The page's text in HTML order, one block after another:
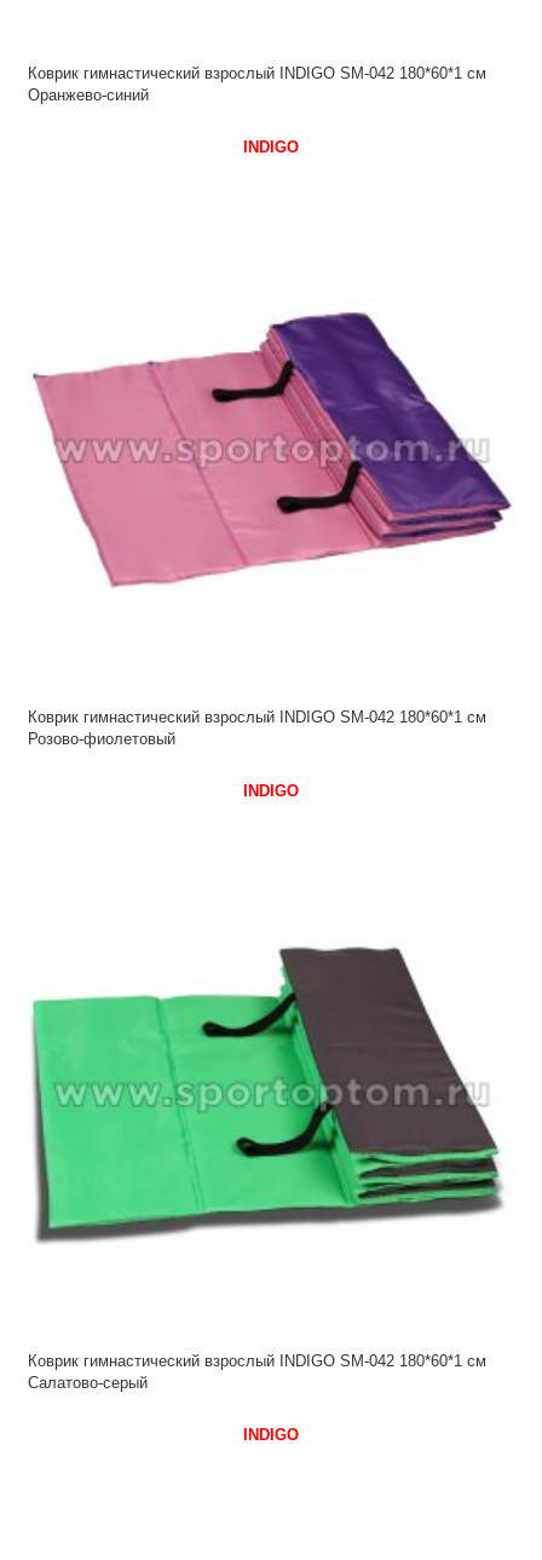
Коврик гимнастический взрослый INDIGO SM-042 180*60*1 см
Оранжево-синий
INDIGO
Коврик гимнастический взрослый INDIGO SM-042 180*60*1 см
Розово-фиолетовый
INDIGO
Коврик гимнастический взрослый INDIGO SM-042 180*60*1 см
Салатово-серый
INDIGO